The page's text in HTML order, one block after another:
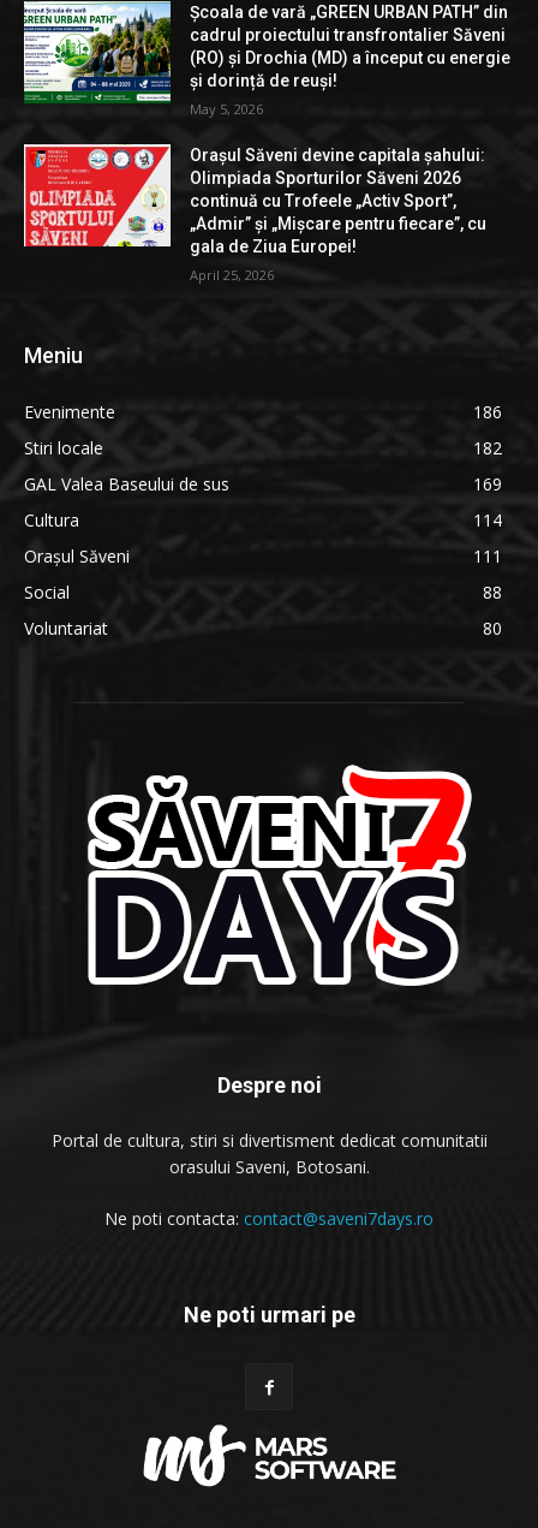
Școala de vară „GREEN URBAN PATH” din
cadrul proiectului transfrontalier Săveni
(RO) și Drochia (MD) a început cu energie
și dorință de reuși!
May 5, 2026
Orașul Săveni devine capitala șahului:
Olimpiada Sporturilor Săveni 2026
continuă cu Trofeele „Activ Sport”,
„Admir” și „Mișcare pentru fiecare”, cu
gala de Ziua Europei!
April 25, 2026
Meniu
Evenimente
186
Stiri locale
182
GAL Valea Baseului de sus
169
Cultura
114
Orașul Săveni
111
Social
88
Voluntariat
80
Despre noi
Portal de cultura, stiri si divertisment dedicat comunitatii
orasului Saveni, Botosani.
Ne poti contacta: contact@saveni7days.ro
Ne poti urmari pe